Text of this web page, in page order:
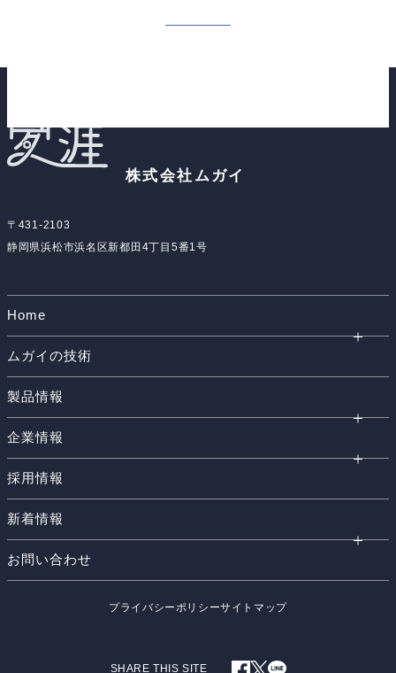
株式会社ムガイ
〒431-2103
静岡県浜松市浜名区新都田4丁目5番1号
Home
ムガイの技術
製品情報
企業情報
採用情報
新着情報
お問い合わせ
プライバシーポリシーサイトマップ
SHARE THIS SITE